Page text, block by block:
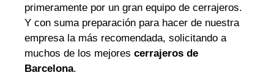
primeramente por un gran equipo de cerrajeros.
Y con suma preparación para hacer de nuestra
empresa la más recomendada, solicitando a
muchos de los mejores cerrajeros de
Barcelona.